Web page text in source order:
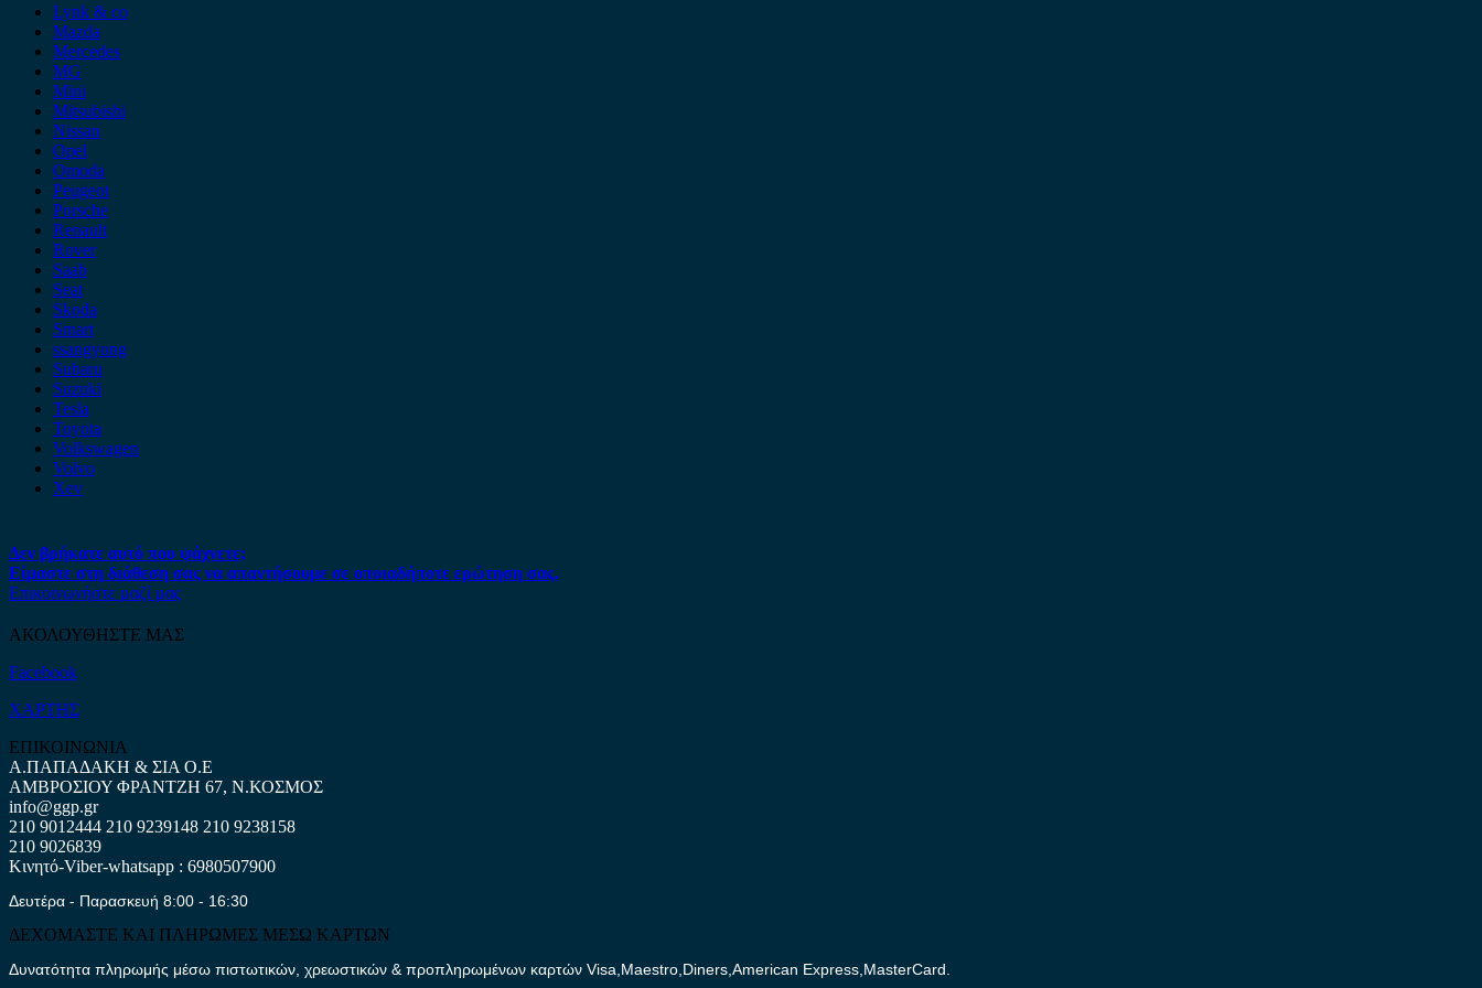
Lynk & co
Mazda
Mercedes
MG
Mini
Mitsubishi
Nissan
Opel
Omoda
Peugeot
Porsche
Renault
Rover
Saab
Seat
Skoda
Smart
ssangyong
Subaru
Suzuki
Tesla
Toyota
Volkswagen
Volvo
Xev
Δεν βρήκατε αυτό που ψάχνετε;
Είμαστε στη διάθεση σας να απαντήσουμε σε οποιαδήποτε ερώτηση σας.
Επικοινωνήστε μαζί μας
ΑΚΟΛΟΥΘΗΣΤΕ ΜΑΣ
Facebook
ΧΑΡΤΗΣ
ΕΠΙΚΟΙΝΩΝΙΑ
Α.ΠΑΠΑΔΑΚΗ & ΣΙΑ Ο.Ε
ΑΜΒΡΟΣΙΟΥ ΦΡΑΝΤΖΗ 67, Ν.ΚΟΣΜΟΣ
info@ggp.gr
210 9012444 210 9239148 210 9238158
210 9026839
Κινητό-Viber-whatsapp : 6980507900
Δευτέρα - Παρασκευή 8:00 - 16:30
ΔΕΧΟΜΑΣΤΕ ΚΑΙ ΠΛΗΡΩΜΕΣ ΜΕΣΩ ΚΑΡΤΩΝ
Δυνατότητα πληρωμής μέσω πιστωτικών, χρεωστικών & προπληρωμένων καρτών Visa,Maestro,Diners,American Express,MasterCard.